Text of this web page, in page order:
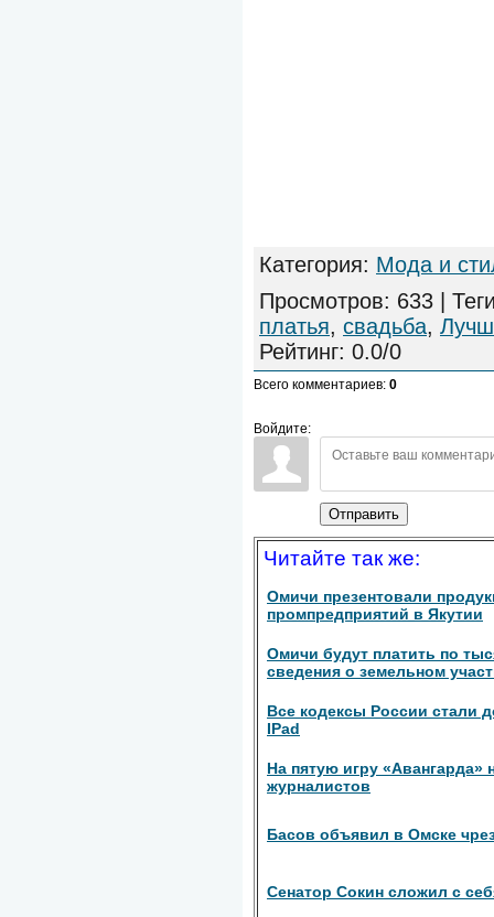
Категория: Мода и
Просмотров: 633 |
платья, свадьба,
Рейтинг: 0.0/0
Всего комментариев: 0
Войдите:
Отправить
Читайте так же:
Омичи презентовали
промпредприятий в Якутии
Омичи будут платить по
сведения о земельном
Все кодексы России стали
IPad
На пятую игру «Авангарда»
журналистов
Басов объявил в Омске
Сенатор Сокин сложил с